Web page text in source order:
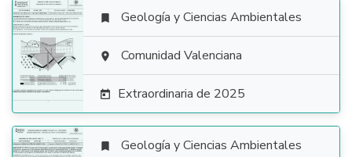

 Geología y Ciencias Ambientales
 Comunidad Valenciana
 Extraordinaria de 2025
 Geología y Ciencias Ambientales